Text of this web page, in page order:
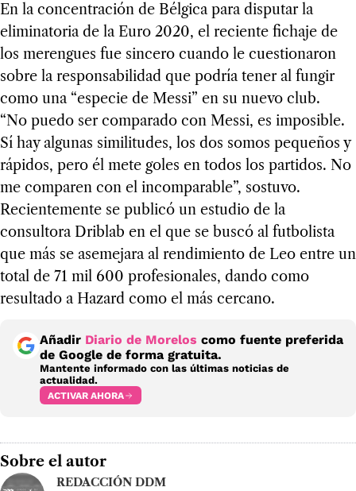
En la concentración de Bélgica para disputar la
eliminatoria de la Euro 2020, el reciente fichaje de
los merengues fue sincero cuando le cuestionaron
sobre la responsabilidad que podría tener al fungir
como una “especie de Messi” en su nuevo club.
“No puedo ser comparado con Messi, es imposible.
Sí hay algunas similitudes, los dos somos pequeños y
rápidos, pero él mete goles en todos los partidos. No
me comparen con el incomparable”, sostuvo.
Recientemente se publicó un estudio de la
consultora Driblab en el que se buscó al futbolista
que más se asemejara al rendimiento de Leo entre un
total de 71 mil 600 profesionales, dando como
resultado a Hazard como el más cercano.
Añadir Diario de Morelos como fuente preferida
de Google de forma gratuita.
Mantente informado con las últimas noticias de
actualidad.
ACTIVAR AHORA
Sobre el autor
REDACCIÓN DDM